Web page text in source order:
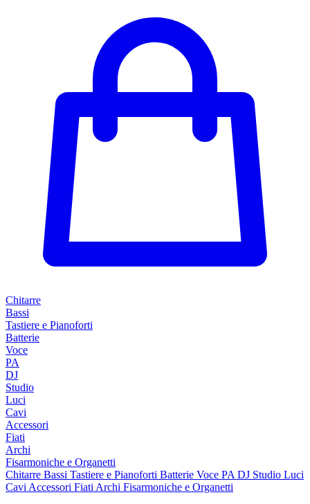
Chitarre
Bassi
Tastiere e Pianoforti
Batterie
Voce
PA
DJ
Studio
Luci
Cavi
Accessori
Fiati
Archi
Fisarmoniche e Organetti
Chitarre Bassi Tastiere e Pianoforti Batterie Voce PA DJ Studio Luci
Cavi Accessori Fiati Archi Fisarmoniche e Organetti